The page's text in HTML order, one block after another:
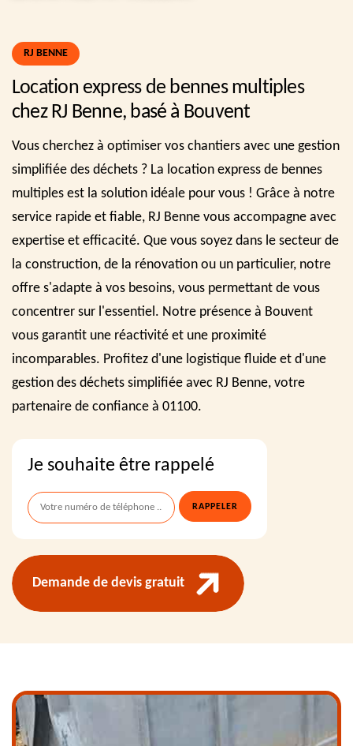
RJ BENNE
Location express de bennes multiples
chez RJ Benne, basé à Bouvent
Vous cherchez à optimiser vos chantiers avec une gestion
simplifiée des déchets ? La location express de bennes
multiples est la solution idéale pour vous ! Grâce à notre
service rapide et fiable, RJ Benne vous accompagne avec
expertise et efficacité. Que vous soyez dans le secteur de
la construction, de la rénovation ou un particulier, notre
offre s'adapte à vos besoins, vous permettant de vous
concentrer sur l'essentiel. Notre présence à Bouvent
vous garantit une réactivité et une proximité
incomparables. Profitez d'une logistique fluide et d'une
gestion des déchets simplifiée avec RJ Benne, votre
partenaire de confiance à 01100.
Je souhaite être rappelé
Demande de devis gratuit